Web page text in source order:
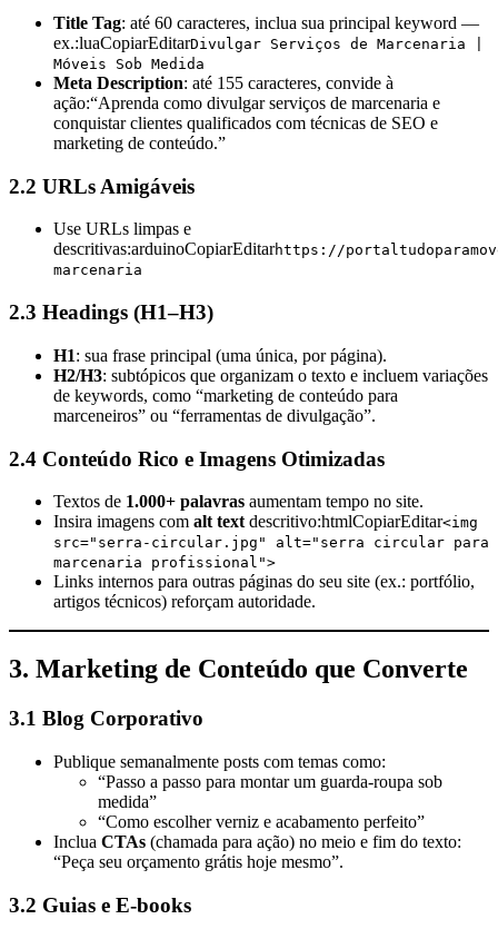
Title Tag: até 60 caracteres, inclua sua principal keyword —
ex.:luaCopiarEditarDivulgar Serviços de Marcenaria |
Móveis Sob Medida
Meta Description: até 155 caracteres, convide à
ação:“Aprenda como divulgar serviços de marcenaria e
conquistar clientes qualificados com técnicas de SEO e
marketing de conteúdo.”
2.2 URLs Amigáveis
Use URLs limpas e
descritivas:arduinoCopiarEditarhttps://
marcenaria
2.3 Headings (H1–H3)
H1: sua frase principal (uma única, por página).
H2/H3: subtópicos que organizam o texto e incluem variações
de keywords, como “marketing de conteúdo para
marceneiros” ou “ferramentas de divulgação”.
2.4 Conteúdo Rico e Imagens Otimizadas
Textos de 1.000+ palavras aumentam tempo no site.
Insira imagens com alt text descritivo:htmlCopiarEditar<img
src="serra-circular.jpg" alt="serra circular para
marcenaria profissional">
Links internos para outras páginas do seu site (ex.: portfólio,
artigos técnicos) reforçam autoridade.
3. Marketing de Conteúdo que Converte
3.1 Blog Corporativo
Publique semanalmente posts com temas como:
“Passo a passo para montar um guarda-roupa sob
medida”
“Como escolher verniz e acabamento perfeito”
Inclua CTAs (chamada para ação) no meio e fim do texto:
“Peça seu orçamento grátis hoje mesmo”.
3.2 Guias e E-books